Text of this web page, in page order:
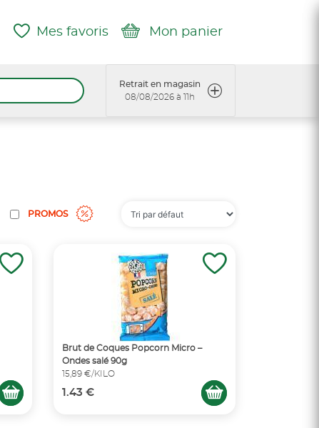
Mes favoris Mon panier
Retrait en magasin
08/08/2026 à 11h
PROMOS
Brut de Coques Popcorn Micro –
Ondes salé 90g
15,89 €/KILO
1.43 €